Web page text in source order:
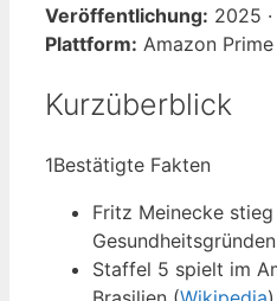
Veröffentlichung: 2025 ·
Plattform: Amazon
Kurzüberblick
1Bestätigte Fakten
Fritz Meinecke stieg
Staffel 5 spielt im